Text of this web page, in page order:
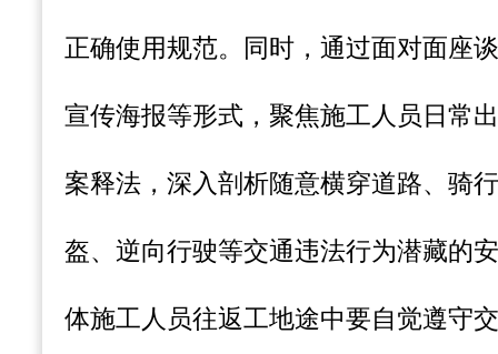
正确使用规范。同时，通过面对面座
宣传海报等形式，聚焦施工人员日常
案释法，深入剖析随意横穿道路、骑
盔、逆向行驶等交通违法行为潜藏的
体施工人员往返工地途中要自觉遵守